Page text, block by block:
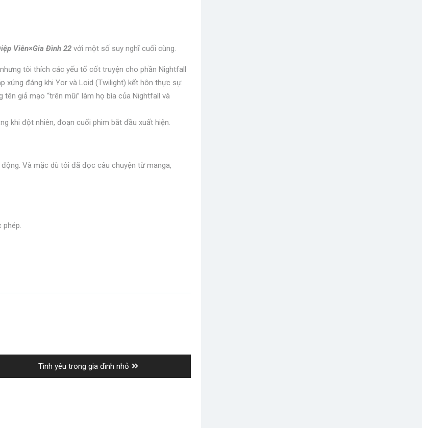
Viên×Gia Đình 22 với một số suy nghĩ cuối cùng.
tôi thích các yếu tố cốt truyện cho phần Nightfall
xứng đáng khi Yor và Loid (Twilight) kết hôn thực sự.
giả mạo “trên mũi” làm họ bìa của Nightfall và
khi đột nhiên, đoạn cuối phim bắt đầu xuất hiện.
Và mặc dù tôi đã đọc câu chuyện từ manga,
phép.
Next
post:
Tình yêu trong gia đình nhỏ